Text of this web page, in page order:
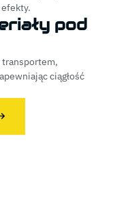
pod
transportem,
ciągłość